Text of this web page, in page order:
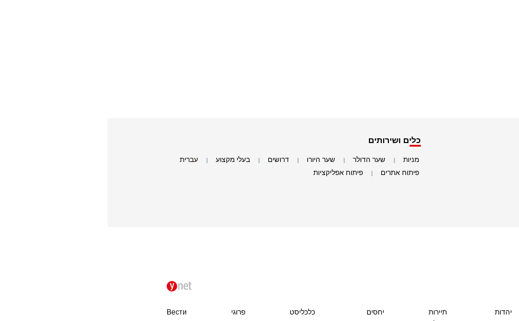
כלים ושירותים
מניות שער הדולר שער היורו דרושים בעלי מקצוע עברית
פיתוח אתרים פיתוח אפליקציות
יהדות
תיירות
יחסים
כלכליסט פרוגי Вести